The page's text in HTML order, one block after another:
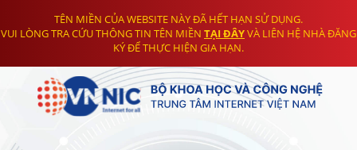
TÊN MIỀN CỦA WEBSITE NÀY ĐÃ HẾT HẠN SỬ DỤNG.
VUI LÒNG TRA CỨU THÔNG TIN TÊN MIỀN TẠI ĐÂYVÀ LIÊN HỆ NHÀ ĐĂNG
KÝ ĐỂ THỰC HIỆN GIA HẠN.